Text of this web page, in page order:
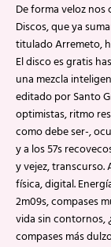
De forma veloz
Discos, que ya
titulado Arremeto,
El disco es gratis
una mezcla
editado por Santo
optimistas, ritmo
como debe ser-,
y a los 57s
y vejez, transcurso.
física, digital.
2m09s, compases
vida sin contornos,
compases más